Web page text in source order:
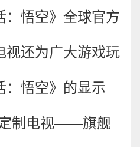
：悟空》全球官方
视还为广大游戏玩
：悟空》的显示
制电视——旗舰